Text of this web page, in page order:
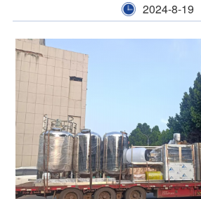
2024-8-19